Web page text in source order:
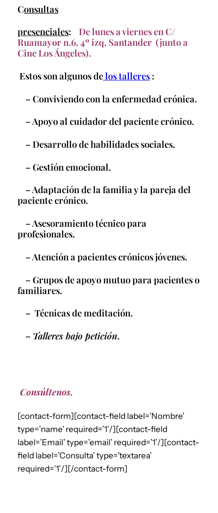
Consultas
presenciales:
De lunes a viernes en C/
Ruamayor n.6, 4º izq, Santander (junto a
Cine Los Ángeles).
Estos son algunos delos talleres :
– Conviviendo con la enfermedad crónica.
– Apoyo al cuidador del paciente crónico.
– Desarrollo de habilidades sociales.
– Gestión emocional.
– Adaptación de la familia y la pareja del
paciente crónico.
– Asesoramiento técnico para
profesionales.
– Atención a pacientes crónicos jóvenes.
– Grupos de apoyo mutuo para pacientes o
familiares.
– Técnicas de meditación.
– Talleres bajo petición.
Consúltenos.
[contact-form][contact-field label=’Nombre’
type=’name’ required=’1’/][contact-field
label=’Email’ type=’email’ required=’1’/][contact-
field label=’Consulta’ type=’textarea’
required=’1’/][/contact-form]